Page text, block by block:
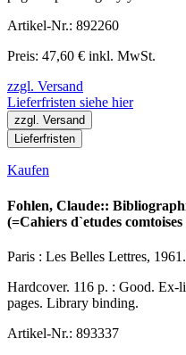
Artikel-Nr.: 892260
Preis: 47,60 € inkl. MwSt.
zzgl. Versand
Lieferfristen siehe hier
zzgl. Versand
Lieferfristen
Kaufen
Fohlen, Claude::
(=Cahiers d`etudes comtoises
Paris : Les Belles Lettres, 1961.
Hardcover. 116 p. : Good. Ex-
pages. Library binding.
Artikel-Nr.: 893337